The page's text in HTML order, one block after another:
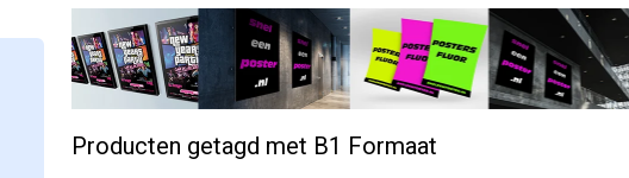
Producten getagd met B1 Formaat